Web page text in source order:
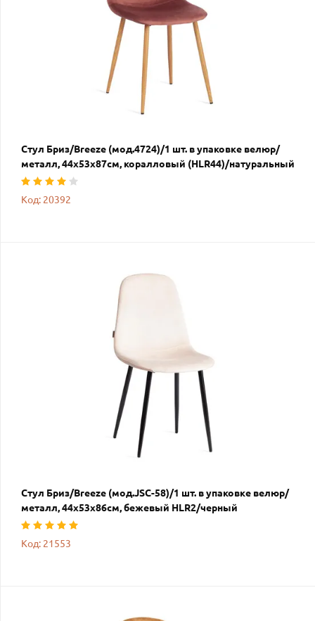
Стул Бриз/Breeze (мод.4724)/1 шт. в упаковке велюр/
металл, 44х53х87см, коралловый (HLR44)/натуральный
Код: 20392
Стул Бриз/Breeze (мод.JSC-58)/1 шт. в упаковке велюр/
металл, 44х53х86см, бежевый HLR2/черный
Код: 21553